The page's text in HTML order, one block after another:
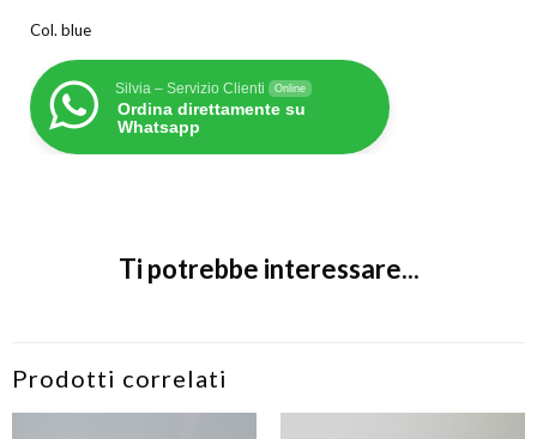
Col. blue
Silvia – Servizio Clienti Online
Ordina direttamente su
Whatsapp
Ti potrebbe interessare...
Prodotti correlati